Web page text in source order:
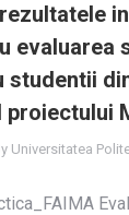
evaluarea
studentii
Universitatea